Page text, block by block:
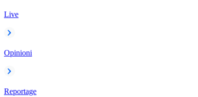
Live
Opinioni
Reportage